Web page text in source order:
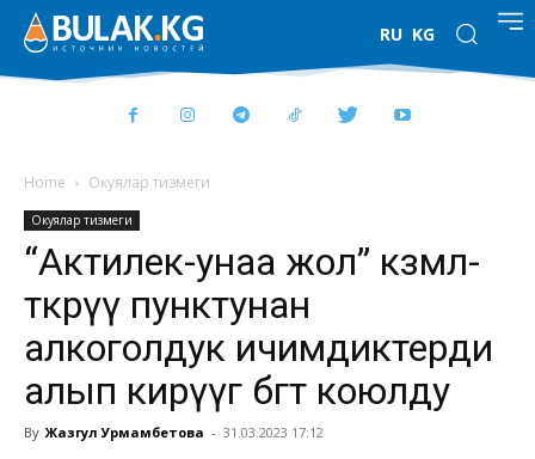
RU KG
Home Окуялар тизмеги
Окуялар тизмеги
“Актилек-унаа жол” көзөмөл-
өткөрүү пунктунан
алкоголдук ичимдиктерди
алып кирүүгө бөгөт коюлду
By Жазгул Урмамбетова - 31.03.2023 17:12